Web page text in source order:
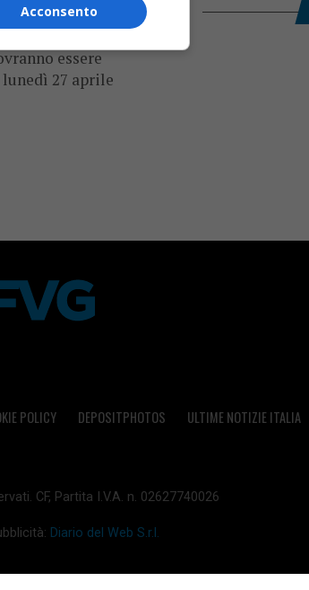
essere
27 aprile
POLICY DEPOSITPHOTOS ULTIME NOTIZIE ITALIA
CF, Partita I.V.A. n. 02627740026
Diario del Web S.r.l.
Acconsento